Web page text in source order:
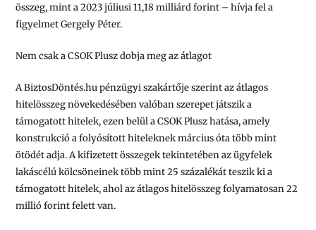
összeg, mint a 2023 júliusi 11,18 milliárd forint – hívja fel a
figyelmet Gergely Péter.
Nem csak a CSOK Plusz dobja meg az átlagot
A BiztosDöntés.hu pénzügyi szakártője szerint az átlagos
hitelösszeg növekedésében valóban szerepet játszik a
támogatott hitelek, ezen belül a CSOK Plusz hatása, amely
konstrukció a folyósított hiteleknek március óta több mint
ötödét adja. A kifizetett összegek tekintetében az ügyfelek
lakáscélú kölcsöneinek több mint 25 százalékát teszik ki a
támogatott hitelek, ahol az átlagos hitelösszeg folyamatosan 22
millió forint felett van.